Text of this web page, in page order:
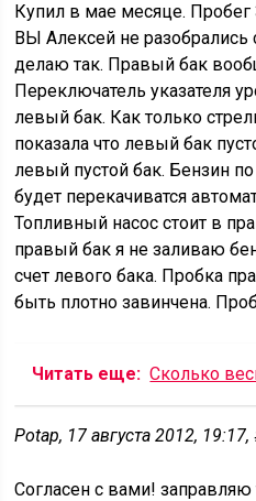
Купил в мае месяце.
ВЫ Алексей не разобрались
делаю так. Правый бак
Переключатель указателя
левый бак. Как только
показала что левый бак
левый пустой бак. Бензин
будет перекачиватся
Топливный насос стоит в
правый бак я не заливаю
счет левого бака. Пробка
быть плотно завинчена.
Читать еще: Сколько
Potap, 17 августа 2012, 19:17,
Согласен с вами!